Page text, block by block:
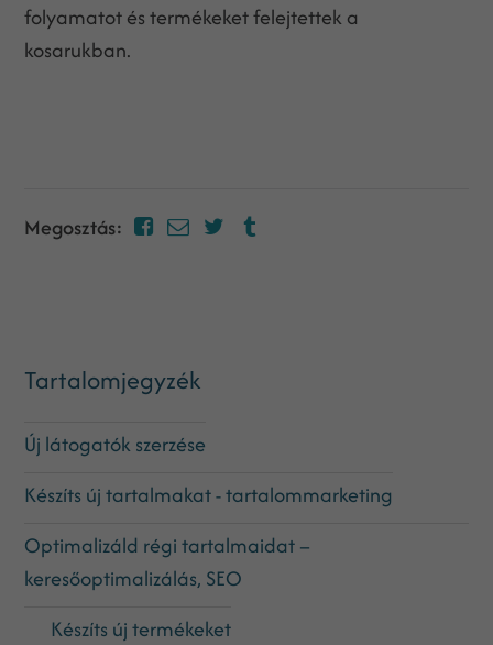
folyamatot és termékeket felejtettek a
kosarukban.
Megosztás:
Tartalomjegyzék
Új látogatók szerzése
Készíts új tartalmakat - tartalommarketing
Optimalizáld régi tartalmaidat –
keresőoptimalizálás, SEO
Készíts új termékeket